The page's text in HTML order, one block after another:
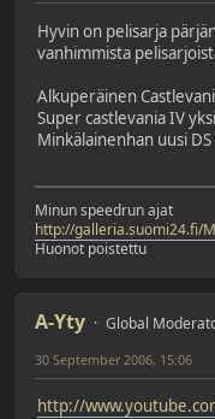
Hyvin on pelisarja
vanhimmista
Alkuperäinen
Super castlevania IV
Minkälainenhan uusi
Minun speedrun ajat
http://galleria.suomi24.fi/
Huonot poistettu
A-Yty Global
30 September 2006, 15:06
http://